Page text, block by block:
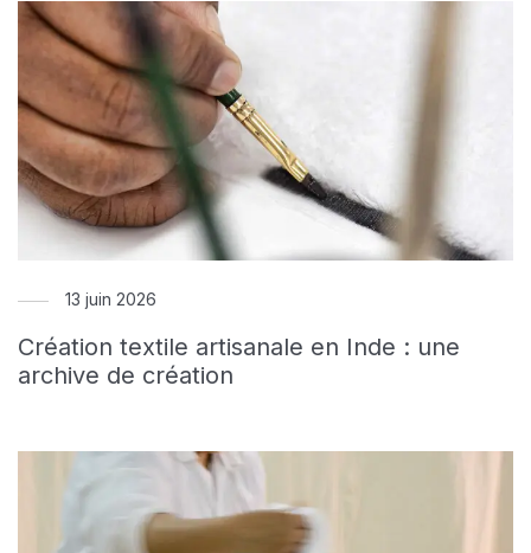
13 juin 2026
Création textile artisanale en Inde : une
archive de création